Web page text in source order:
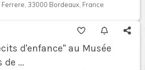
Ferrere, 33000 Bordeaux, France
d'enfance" au Musée
de ...